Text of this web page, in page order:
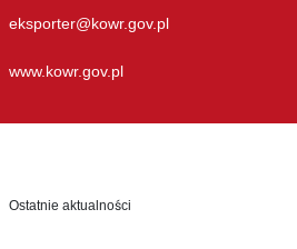
eksporter@kowr.gov.pl
www.kowr.gov.pl
Ostatnie aktualności